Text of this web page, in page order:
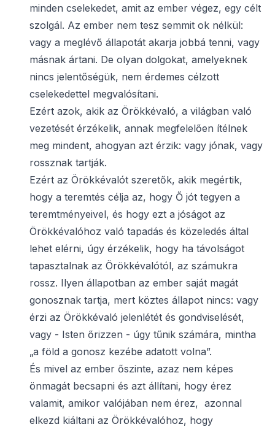
minden cselekedet, amit az ember végez, egy célt
szolgál. Az ember nem tesz semmit ok nélkül:
vagy a meglévő állapotát akarja jobbá tenni, vagy
másnak ártani. De olyan dolgokat, amelyeknek
nincs jelentőségük, nem érdemes célzott
cselekedettel megvalósítani.
Ezért azok, akik az Örökkévaló, a világban való
vezetését érzékelik, annak megfelelően ítélnek
meg mindent, ahogyan azt érzik: vagy jónak, vagy
rossznak tartják.
Ezért az Örökkévalót szeretők, akik megértik,
hogy a teremtés célja az, hogy Ő jót tegyen a
teremtményeivel, és hogy ezt a jóságot az
Örökkévalóhoz való tapadás és közeledés által
lehet elérni, úgy érzékelik, hogy ha távolságot
tapasztalnak az Örökkévalótól, az számukra
rossz. Ilyen állapotban az ember saját magát
gonosznak tartja, mert köztes állapot nincs: vagy
érzi az Örökkévaló jelenlétét és gondviselését,
vagy - Isten őrizzen - úgy tűnik számára, mintha
„a föld a gonosz kezébe adatott volna”.
És mivel az ember őszinte, azaz nem képes
önmagát becsapni és azt állítani, hogy érez
valamit, amikor valójában nem érez, azonnal
elkezd kiáltani az Örökkévalóhoz, hogy